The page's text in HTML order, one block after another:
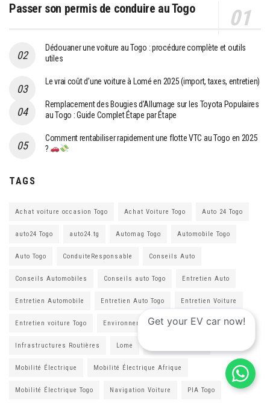
Passer son permis de conduire au Togo
Dédouaner une voiture au Togo : procédure complète et outils
utiles
Le vrai coût d’une voiture à Lomé en 2025 (import, taxes, entretien)
Remplacement des Bougies d’Allumage sur les Toyota Populaires
au Togo : Guide Complet Étape par Étape
Comment rentabiliser rapidement une flotte VTC au Togo en 2025
?
TAGS
Achat voiture occasion Togo Achat Voiture Togo Auto 24 Togo
auto24 Togo auto24.tg Automag Togo Automobile Togo
Auto Togo ConduiteResponsable Conseils Auto
Conseils Automobiles Conseils auto Togo Entretien Auto
Entretien Automobile Entretien Auto Togo Entretien Voiture
Entretien voiture Togo Environnement
Infrastructures Routières Lome
Mobilité Électrique Mobilité Électrique Afrique
Mobilité Électrique Togo Navigation Voiture PIA Togo
Get your EV car now!